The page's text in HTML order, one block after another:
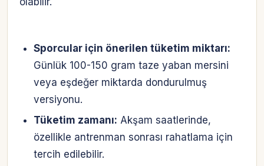
Sporcular için önerilen tüketim miktarı:
Günlük 100-150 gram taze yaban mersini
veya eşdeğer miktarda dondurulmuş
versiyonu.
Tüketim zamanı: Akşam saatlerinde,
özellikle antrenman sonrası rahatlama için
tercih edilebilir.